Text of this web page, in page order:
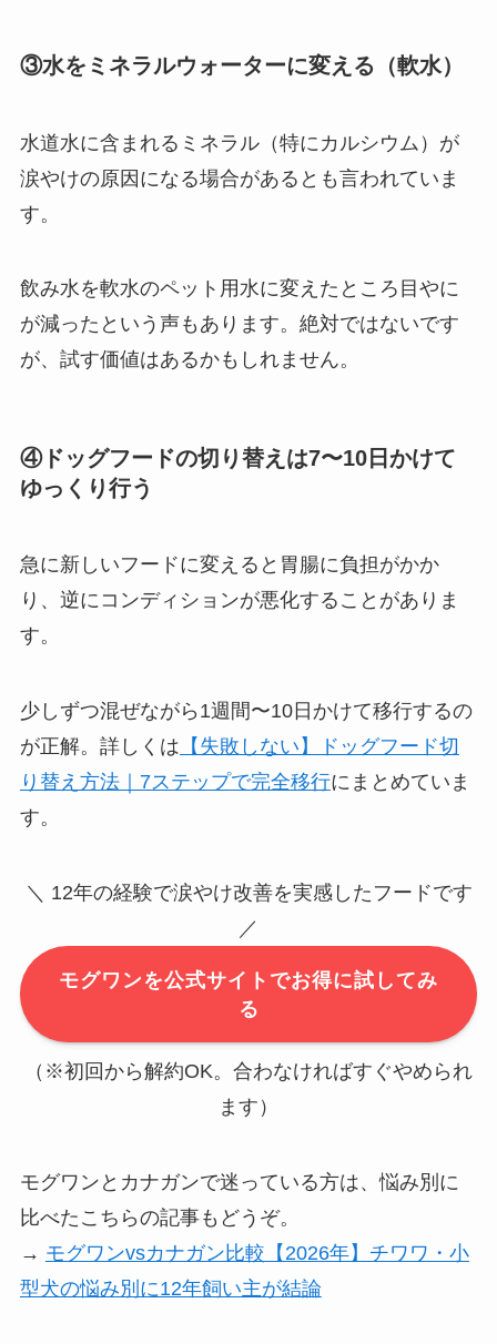
③水をミネラルウォーターに変える（軟水）
水道水に含まれるミネラル（特にカルシウム）が
涙やけの原因になる場合があるとも言われていま
す。
飲み水を軟水のペット用水に変えたところ目やに
が減ったという声もあります。絶対ではないです
が、試す価値はあるかもしれません。
④ドッグフードの切り替えは7〜10日かけて
ゆっくり行う
急に新しいフードに変えると胃腸に負担がかか
り、逆にコンディションが悪化することがありま
す。
少しずつ混ぜながら1週間〜10日かけて移行するの
が正解。詳しくは 【失敗しない】ドッグフード切
り替え方法｜7ステップで完全移行にまとめていま
す。
＼ 12年の経験で涙やけ改善を実感したフードです
／
モグワンを公式サイトでお得に試してみ
る
（※初回から解約OK。合わなければすぐやめられ
ます）
モグワンとカナガンで迷っている方は、悩み別に
比べたこちらの記事もどうぞ。
→ モグワンvsカナガン比較【2026年】チワワ・小
型犬の悩み別に12年飼い主が結論